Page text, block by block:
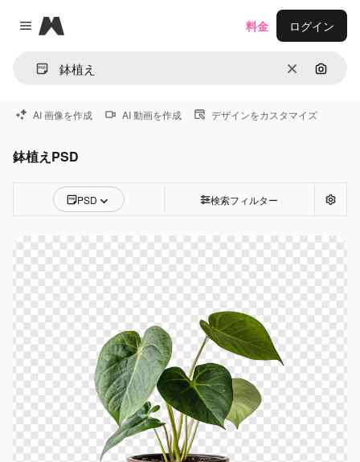
Close menu
Magnific
消去 画像で
料金 ログイン
AI 画像を作成 AI 動画を作成 デザインをカスタマイズ
鉢植えPSD
PSD 検索フィルター